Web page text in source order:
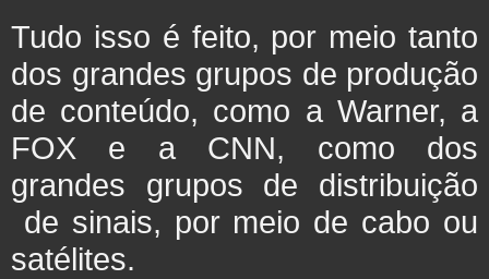
Tudo isso é feito, por meio tanto
dos grandes grupos de produção
de conteúdo, como a Warner, a
FOX e a CNN, como dos
grandes grupos de distribuição
de sinais, por meio de cabo ou
satélites.